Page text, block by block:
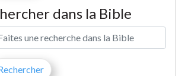
dans la Bible